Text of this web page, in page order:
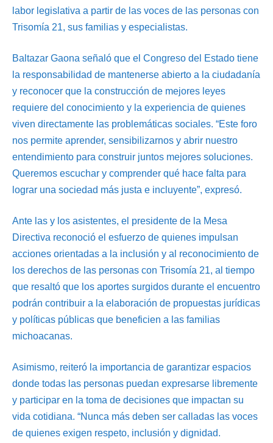
labor legislativa a partir de las voces de las personas con
Trisomía 21, sus familias y especialistas.
Baltazar Gaona señaló que el Congreso del Estado tiene
la responsabilidad de mantenerse abierto a la ciudadanía
y reconocer que la construcción de mejores leyes
requiere del conocimiento y la experiencia de quienes
viven directamente las problemáticas sociales. “Este foro
nos permite aprender, sensibilizarnos y abrir nuestro
entendimiento para construir juntos mejores soluciones.
Queremos escuchar y comprender qué hace falta para
lograr una sociedad más justa e incluyente”, expresó.
Ante las y los asistentes, el presidente de la Mesa
Directiva reconoció el esfuerzo de quienes impulsan
acciones orientadas a la inclusión y al reconocimiento de
los derechos de las personas con Trisomía 21, al tiempo
que resaltó que los aportes surgidos durante el encuentro
podrán contribuir a la elaboración de propuestas jurídicas
y políticas públicas que beneficien a las familias
michoacanas.
Asimismo, reiteró la importancia de garantizar espacios
donde todas las personas puedan expresarse libremente
y participar en la toma de decisiones que impactan su
vida cotidiana. “Nunca más deben ser calladas las voces
de quienes exigen respeto, inclusión y dignidad.